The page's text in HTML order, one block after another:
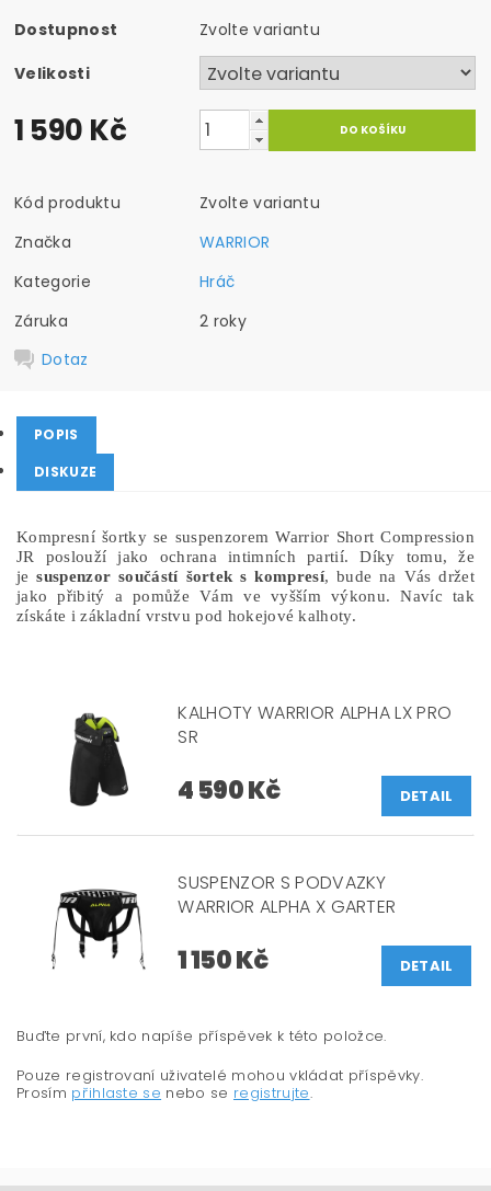
Dostupnost
Zvolte variantu
Velikosti
1 590 Kč
Kód produktu
Zvolte variantu
Značka
WARRIOR
Kategorie
Hráč
Záruka
2 roky
Dotaz
POPIS
DISKUZE
Kompresní šortky se suspenzorem Warrior Short Compression
JR poslouží jako ochrana intimních partií. Díky tomu, že
jesuspenzor součástí šortek s kompresí, bude na Vás držet
jako přibitý a pomůže Vám ve vyšším výkonu. Navíc tak
získáte i základní vrstvu pod hokejové kalhoty.
KALHOTY WARRIOR ALPHA LX PRO
SR
4 590 Kč DETAIL
SUSPENZOR S PODVAZKY
WARRIOR ALPHA X GARTER
1 150 Kč DETAIL
Buďte první, kdo napíše příspěvek k této položce.
Pouze registrovaní uživatelé mohou vkládat příspěvky.
Prosím přihlaste se nebo se registrujte.